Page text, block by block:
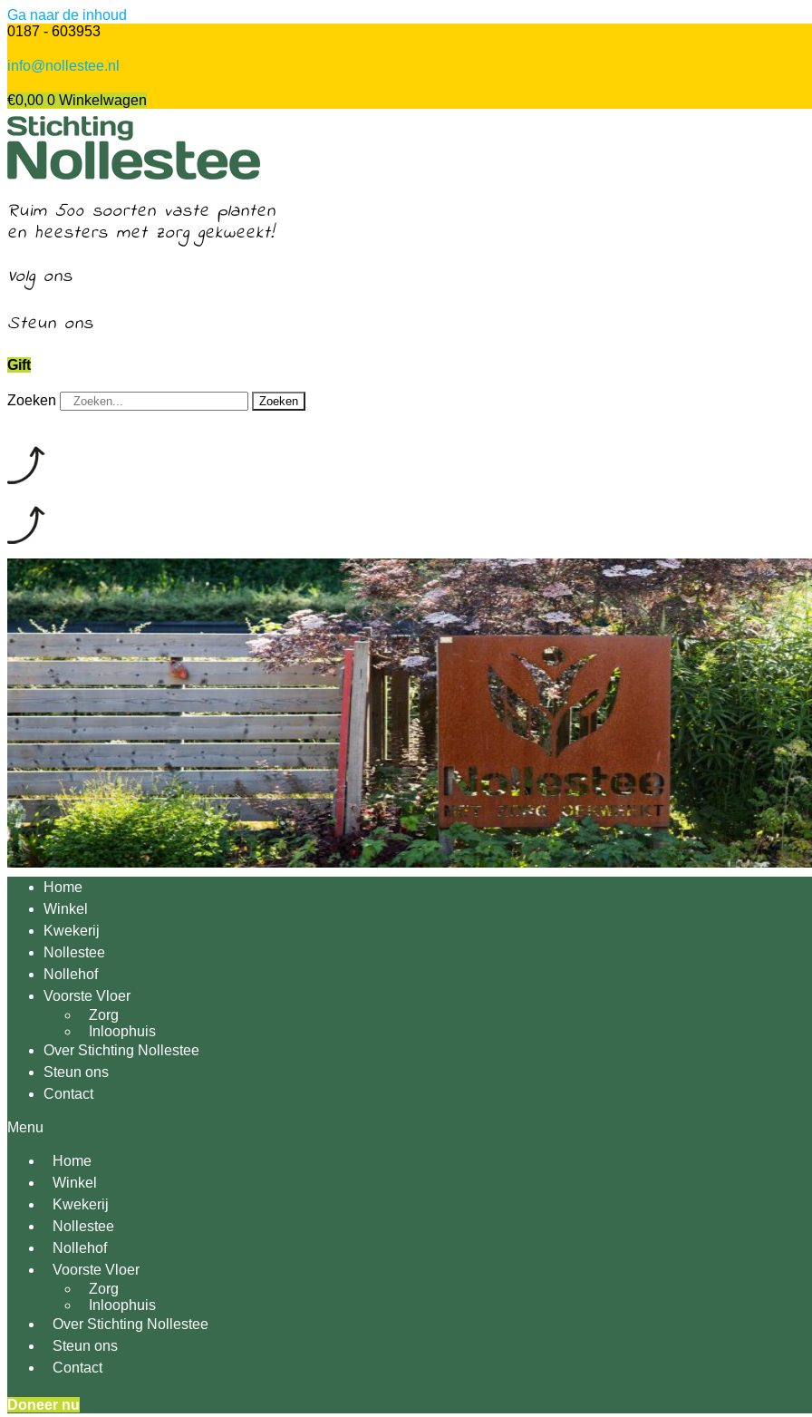
Ga naar de inhoud
0187 - 603953
info@nollestee.nl
€0,00 0 Winkelwagen
Ruim 500 soorten vaste planten
en heesters met zorg gekweekt!
Volg ons
Steun ons
Gift
Zoeken Zoeken
Home
Winkel
Kwekerij
Nollestee
Nollehof
Voorste Vloer
Zorg
Inloophuis
Over Stichting Nollestee
Steun ons
Contact
Menu
Home
Winkel
Kwekerij
Nollestee
Nollehof
Voorste Vloer
Zorg
Inloophuis
Over Stichting Nollestee
Steun ons
Contact
Doneer nu